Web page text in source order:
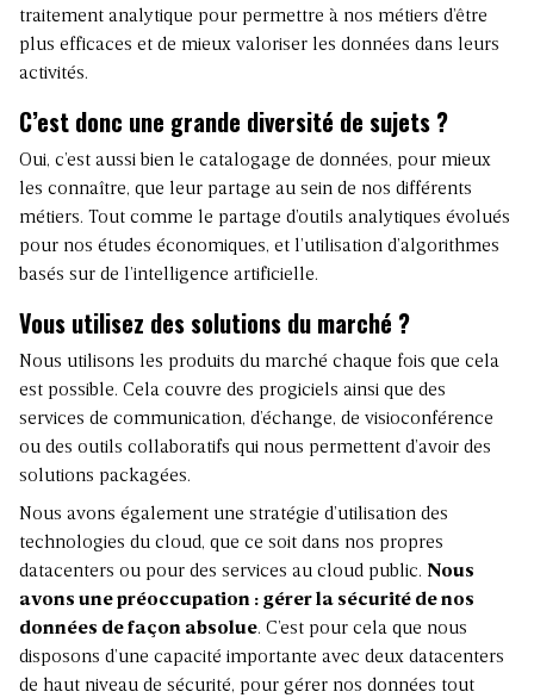
traitement analytique pour permettre à nos métiers d’être
plus efficaces et de mieux valoriser les données dans leurs
activités.
C’est donc une grande diversité de sujets ?
Oui, c’est aussi bien le catalogage de données, pour mieux
les connaître, que leur partage au sein de nos différents
métiers. Tout comme le partage d’outils analytiques évolués
pour nos études économiques, et l’utilisation d’algorithmes
basés sur de l’intelligence artificielle.
Vous utilisez des solutions du marché ?
Nous utilisons les produits du marché chaque fois que cela
est possible. Cela couvre des progiciels ainsi que des
services de communication, d’échange, de visioconférence
ou des outils collaboratifs qui nous permettent d’avoir des
solutions packagées.
Nous avons également une stratégie d’utilisation des
technologies du cloud, que ce soit dans nos propres
datacenters ou pour des services au cloud public. Nous
avons une préoccupation : gérer la sécurité de nos
données de façon absolue. C’est pour cela que nous
disposons d’une capacité importante avec deux datacenters
de haut niveau de sécurité, pour gérer nos données tout